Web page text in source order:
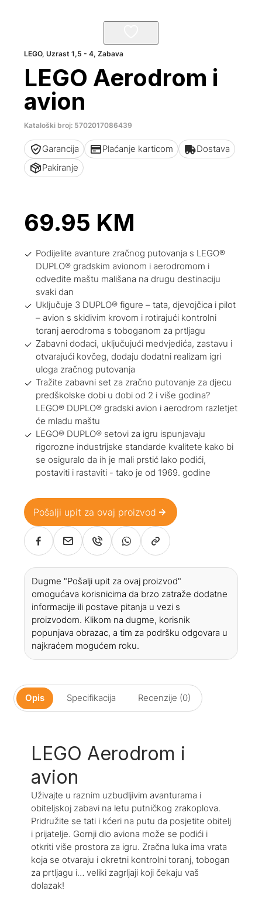
LEGO,Uzrast 1,5 - 4,Zabava
LEGO Aerodrom i
avion
Kataloški broj: 5702017086439
Garancija Plaćanje karticom
Dostava
Pakiranje
69.95 KM
Podijelite avanture zračnog putovanja s LEGO®
DUPLO® gradskim avionom i aerodromom i
odvedite maštu mališana na drugu destinaciju
svaki dan
Uključuje 3 DUPLO® figure – tata, djevojčica i pilot
– avion s skidivim krovom i rotirajući kontrolni
toranj aerodroma s toboganom za prtljagu
Zabavni dodaci, uključujući medvjedića, zastavu i
otvarajući kovčeg, dodaju dodatni realizam igri
uloga zračnog putovanja
Tražite zabavni set za zračno putovanje za djecu
predškolske dobi u dobi od 2 i više godina?
LEGO® DUPLO® gradski avion i aerodrom razletjet
će mladu maštu
LEGO® DUPLO® setovi za igru ispunjavaju
rigorozne industrijske standarde kvalitete kako bi
se osiguralo da ih je mali prstić lako podići,
postaviti i rastaviti - tako je od 1969. godine
Pošalji upit za ovaj proizvod
Dugme "Pošalji upit za ovaj proizvod"
omogućava korisnicima da brzo zatraže dodatne
informacije ili postave pitanja u vezi s
proizvodom. Klikom na dugme, korisnik
popunjava obrazac, a tim za podršku odgovara u
najkraćem mogućem roku.
Opis Specifikacija Recenzije (0)
LEGO Aerodrom i
avion
Uživajte u raznim uzbudljivim avanturama i
obiteljskoj zabavi na letu putničkog zrakoplova.
Pridružite se tati i kćeri na putu da posjetite obitelj
i prijatelje. Gornji dio aviona može se podići i
otkriti više prostora za igru. Zračna luka ima vrata
koja se otvaraju i okretni kontrolni toranj, tobogan
za prtljagu i… veliki zagrljaji koji čekaju vaš
dolazak!